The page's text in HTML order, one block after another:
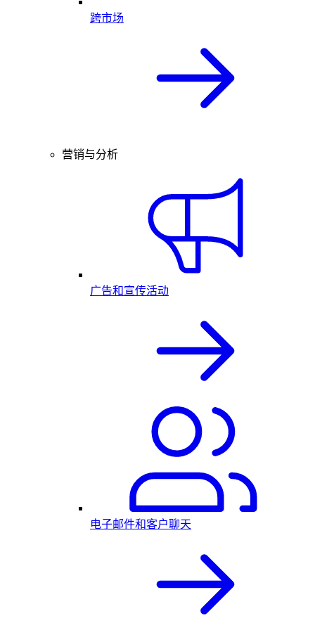
跨市场
营销与分析
广告和宣传活动
电子邮件和客户聊天